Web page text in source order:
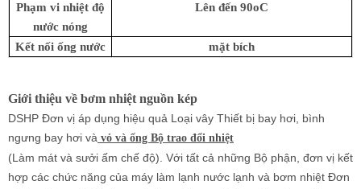
Phạm vi nhiệt độ
nước nóng
Lên đến 90oC
Kết nối ống nước mặt bích
Giới thiệu về bơm nhiệt nguồn kép
DSHP Đơn vị áp dụng hiệu quả Loại vây Thiết bị bay hơi, bình
ngưng bay hơi và vỏ và ống Bộ trao đổi nhiệt
(Làm mát và sưởi ấm chế độ). Với tất cả những Bộ phận, đơn vị kết
hợp các chức năng của máy làm lạnh nước lạnh và bơm nhiệt Đơn